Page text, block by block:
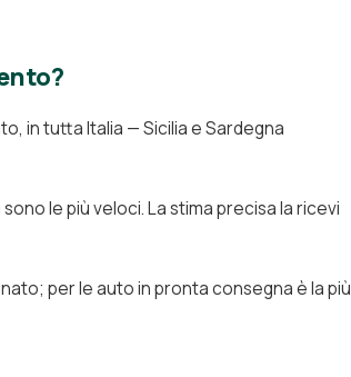
in tutta Italia — Sicilia e Sardegna
le più veloci. La stima precisa la ricevi
per le auto in pronta consegna è la più